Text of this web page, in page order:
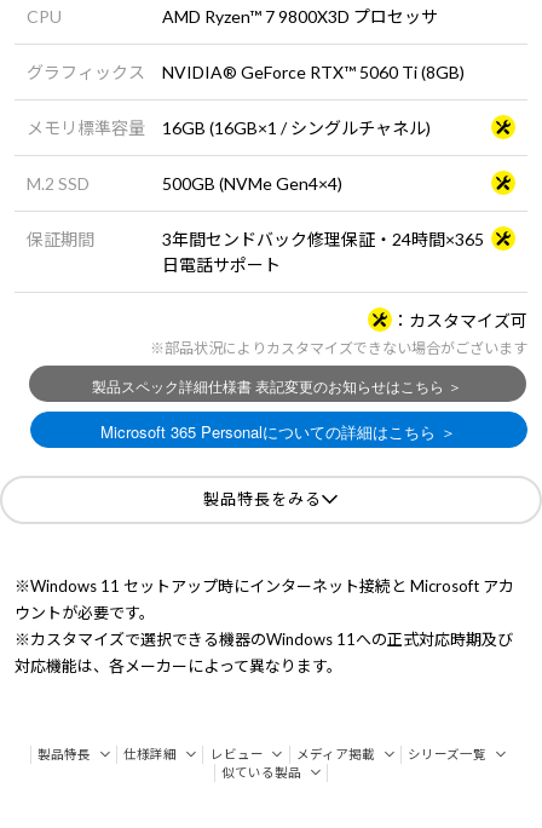
CPU AMD Ryzen™ 7 9800X3D プロセッサ
グラフィックス NVIDIA® GeForce RTX™ 5060 Ti (8GB)
メモリ標準容量 16GB (16GB×1 / シングルチャネル)
M.2 SSD 500GB (NVMe Gen4×4)
保証期間
3年間センドバック修理保証・24時間×365
日電話サポート
カスタマイズ可
※部品状況によりカスタマイズできない場合がございます
製品特長をみる
※Windows 11 セットアップ時にインターネット接続と Microsoft アカ
ウントが必要です。
※カスタマイズで選択できる機器のWindows 11への正式対応時期及び
対応機能は、各メーカーによって異なります。
製品特長 仕様詳細 レビュー メディア掲載
シリーズ一覧
似ている製品